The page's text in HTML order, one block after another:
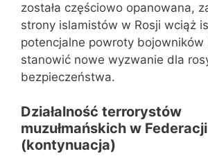
została częściowo opanowana,
strony islamistów w Rosji wciąż
potencjalne powroty bojowników
stanowić nowe wyzwanie dla
bezpieczeństwa.
Działalność terrorystów
muzułmańskich w
(kontynuacja)